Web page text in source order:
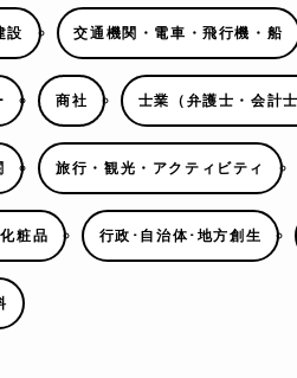
設 交通機関・電車・飛行機・船
商社 士業（弁護士・会計士
旅行・観光・アクティビティ
粧品 行政･自治体･地方創生